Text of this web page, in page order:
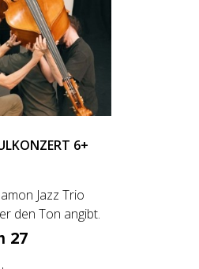
27
6+
Jazz Trio
den Ton angibt.